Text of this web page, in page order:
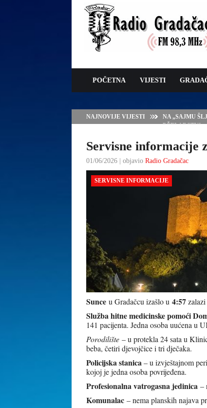
POČETNA VIJESTI
NAJNOVIJE VIJESTI
NA „SAJMU
PČELARSTVA
Servisne informacije
01/06/2026 | objavio Radio Gradačac
SERVISNE INFORMACIJE
Sunce u Gradačcu izašlo u 4:57zalazi
Služba hitne medicinske pomoći
141 pacijenta. Jedna osoba uućena u
Porodilište – u protekla 24 sata u
beba, četiri djevojčice i tri dječaka.
Policijska stanica– u izvještajnom
kojoj je jedna osoba povrijeđena.
Profesionalna vatrogasna jedinica –
Komunalac – nema planskih najava